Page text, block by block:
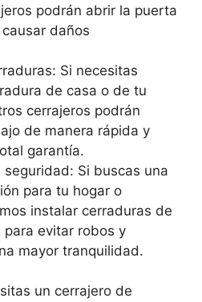
podrán abrir la puerta
daños
Si necesitas
de casa o de tu
cerrajeros podrán
de manera rápida y
garantía.
seguridad: Si buscas una
para tu hogar o
instalar cerraduras de
evitar robos y
mayor tranquilidad.
un cerrajero de